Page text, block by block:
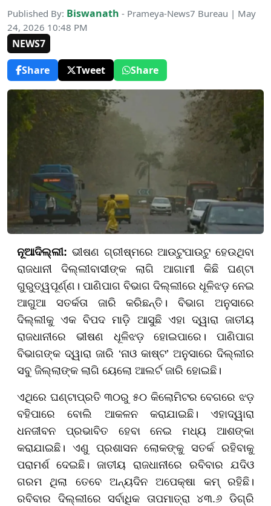
Published By: Biswanath - Prameya-News7 Bureau | May
24, 2026 10:48 PM
NEWS7
Share
Tweet Share
ନୂଆଦିଲ୍ଲୀ: ଭୀଷଣ ଗ୍ରୀଷ୍ମରେ ଆଉଟୁପାଉଟୁ ହେଉଥିବା
ରାଜଧାନୀ ଦିଲ୍ଲୀବାସୀଙ୍କ ଲାଗି ଆଗାମୀ କିଛି ଘଣ୍ଟା
ଗୁରୁତ୍ୱପୂର୍ଣ୍ଣ। ପାଣିପାଗ ବିଭାଗ ଦିଲ୍ଲୀରେ ଧୂଳିଝଡ଼ ନେଇ
ଆଗୁଆ ସତର୍କତା ଜାରି କରିଛନ୍ତି। ବିଭାଗ ଅନୁସାରେ
ଦିଲ୍ଲୀକୁ ଏକ ବିପଦ ମାଡ଼ି ଆସୁଛି ଏହା ଦ୍ୱାରା ଜାତୀୟ
ରାଜଧାନୀରେ ଭୀଷଣ ଧୂଳିଝଡ଼ ହୋଇପାରେ। ପାଣିପାଗ
ବିଭାଗଙ୍କ ଦ୍ୱାରା ଜାରି ‘ନାଓ କାଷ୍ଟ’ ଅନୁସାରେ ଦିଲ୍ଲୀର
ସବୁ ଜିଲ୍ଲାଙ୍କ ଲାଗି ୟେଲୋ ଆଲର୍ଟ ଜାରି ହୋଇଛି।
ଏଥିରେ ଘଣ୍ଟାପ୍ରତି ୩୦ରୁ ୫୦ କିଲୋମିଟର ବେଗରେ ଝଡ଼
ବହିପାରେ ବୋଲି ଆକଳନ କରାଯାଇଛି। ଏହାଦ୍ୱାରା
ଧନଜୀବନ ପ୍ରଭାବିତ ହେବା ନେଇ ମଧ୍ୟ ଆଶଙ୍କା
କରାଯାଇଛି। ଏଣୁ ପ୍ରଶାସନ ଲୋକଙ୍କୁ ସତର୍କ ରହିବାକୁ
ପରାମର୍ଶ ଦେଇଛି। ଜାତୀୟ ରାଜଧାନୀରେ ରବିବାର ଯଦିଓ
ଗରମ ଥିଲା ତେବେ ଅନ୍ୟଦିନ ଅପେକ୍ଷା କମ୍ ରହିଛି।
ରବିବାର ଦିଲ୍ଲୀରେ ସର୍ବାଧିକ ତାପମାତ୍ରା ୪୩.୬ ଡିଗ୍ରି